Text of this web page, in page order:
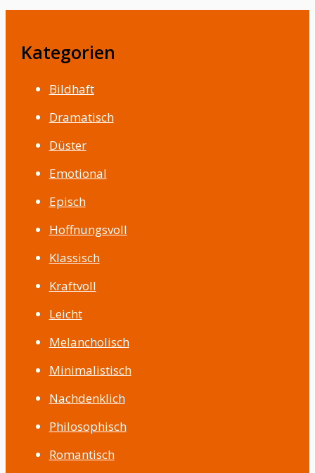
Kategorien
Bildhaft
Dramatisch
Düster
Emotional
Episch
Hoffnungsvoll
Klassisch
Kraftvoll
Leicht
Melancholisch
Minimalistisch
Nachdenklich
Philosophisch
Romantisch